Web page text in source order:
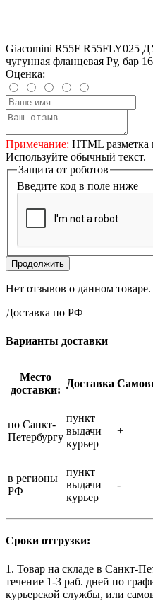
Giacomini R55F R55FLY025
чугунная фланцевая Ру, бар
Оценка:
Примечание: HTML разметка
Используйте обычный текст.
Защита от роботов
Введите код в поле ниже
Продолжить
Нет отзывов о данном товаре.
Доставка по РФ
Варианты доставки
Место
доставки:
Доставка
по Санкт-
Петербургу
пункт
выдачи
курьер
+
в регионы
РФ
пункт
выдачи
курьер
-
Сроки отгрузки:
1. Товар на складе в Санкт-
течение 1-3 раб. дней по
курьерской службы, или